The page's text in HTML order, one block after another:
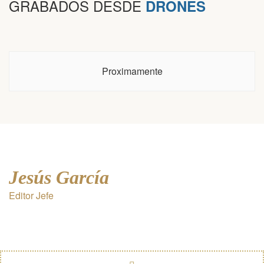
GRABADOS DESDE DRONES
Proximamente
Jesús García
Editor Jefe